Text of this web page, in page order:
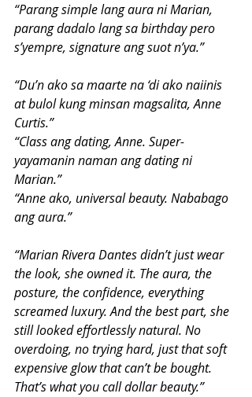
“Parang simple lang aura ni Marian,
parang dadalo lang sa birthday pero
s’yempre, signature ang suot n’ya.”
“Du’n ako sa maarte na ‘di ako naiinis
at bulol kung minsan magsalita, Anne
Curtis.”
“Class ang dating, Anne. Super-
yayamanin naman ang dating ni
Marian.”
“Anne ako, universal beauty. Nababago
ang aura.”
“Marian Rivera Dantes didn’t just wear
the look, she owned it. The aura, the
posture, the confidence, everything
screamed luxury. And the best part, she
still looked effortlessly natural. No
overdoing, no trying hard, just that soft
expensive glow that can’t be bought.
That’s what you call dollar beauty.”